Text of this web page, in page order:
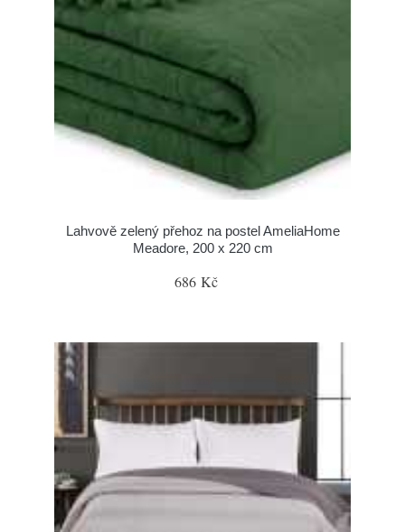
Lahvově zelený přehoz na postel AmeliaHome
Meadore, 200 x 220 cm
686 Kč